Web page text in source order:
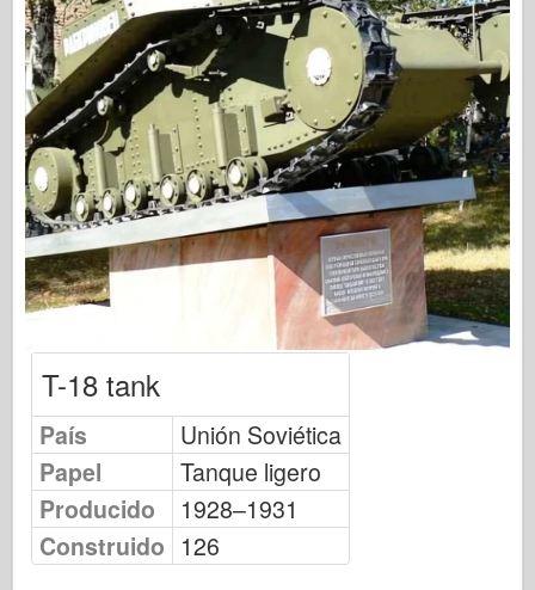
Modelado Osprey
Publicación de Osprey
Señal de escuadrón
Potencia del tanque
Camiones y tanques
Waffen-Arsenal
Wydawnictwo Militaria
Maquetas
Academia
Modelos ace
Airfix
Fuerza Aérea
T-18 tank
País
Unión Soviética
Papel
Tanque ligero
Producido
1928–1931
Construido 126